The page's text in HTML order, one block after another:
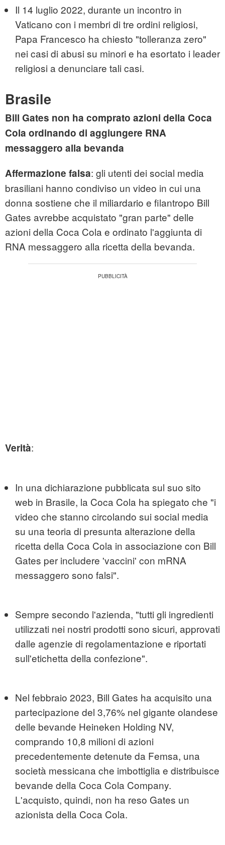
Il 14 luglio 2022, durante un incontro in
Vaticano con i membri di tre ordini religiosi,
Papa Francesco ha chiesto "tolleranza zero"
nei casi di abusi su minori e ha esortato i leader
religiosi a denunciare tali casi.
Brasile
Bill Gates non ha comprato azioni della Coca
Cola ordinando di aggiungere RNA
messaggero alla bevanda
Affermazione falsa: gli utenti dei social media
brasiliani hanno condiviso un video in cui una
donna sostiene che il miliardario e filantropo Bill
Gates avrebbe acquistato "gran parte" delle
azioni della Coca Cola e ordinato l'aggiunta di
RNA messaggero alla ricetta della bevanda.
Verità:
In una dichiarazione pubblicata sul suo sito
web in Brasile, la Coca Cola ha spiegato che "i
video che stanno circolando sui social media
su una teoria di presunta alterazione della
ricetta della Coca Cola in associazione con Bill
Gates per includere 'vaccini' con mRNA
messaggero sono falsi".
Sempre secondo l'azienda, "tutti gli ingredienti
utilizzati nei nostri prodotti sono sicuri, approvati
dalle agenzie di regolamentazione e riportati
sull'etichetta della confezione".
Nel febbraio 2023, Bill Gates ha acquisito una
partecipazione del 3,76% nel gigante olandese
delle bevande Heineken Holding NV,
comprando 10,8 milioni di azioni
precedentemente detenute da Femsa, una
società messicana che imbottiglia e distribuisce
bevande della Coca Cola Company.
L'acquisto, quindi, non ha reso Gates un
azionista della Coca Cola.